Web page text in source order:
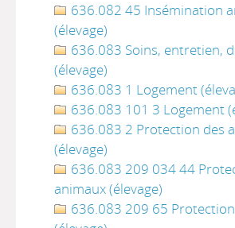
636.082 45 Insémination
(élevage)
636.083 Soins, entretien,
(élevage)
636.083 1 Logement
636.083 101 3 Logement
636.083 2 Protection des
(élevage)
636.083 209 034 44
animaux (élevage)
636.083 209 65